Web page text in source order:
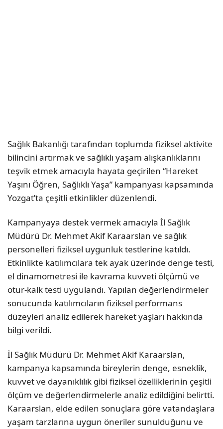
Sağlık Bakanlığı tarafından toplumda fiziksel aktivite
bilincini artırmak ve sağlıklı yaşam alışkanlıklarını
teşvik etmek amacıyla hayata geçirilen “Hareket
Yaşını Öğren, Sağlıklı Yaşa” kampanyası kapsamında
Yozgat’ta çeşitli etkinlikler düzenlendi.
Kampanyaya destek vermek amacıyla İl Sağlık
Müdürü Dr. Mehmet Akif Karaarslan ve sağlık
personelleri fiziksel uygunluk testlerine katıldı.
Etkinlikte katılımcılara tek ayak üzerinde denge testi,
el dinamometresi ile kavrama kuvveti ölçümü ve
otur-kalk testi uygulandı. Yapılan değerlendirmeler
sonucunda katılımcıların fiziksel performans
düzeyleri analiz edilerek hareket yaşları hakkında
bilgi verildi.
İl Sağlık Müdürü Dr. Mehmet Akif Karaarslan,
kampanya kapsamında bireylerin denge, esneklik,
kuvvet ve dayanıklılık gibi fiziksel özelliklerinin çeşitli
ölçüm ve değerlendirmelerle analiz edildiğini belirtti.
Karaarslan, elde edilen sonuçlara göre vatandaşlara
yaşam tarzlarına uygun öneriler sunulduğunu ve